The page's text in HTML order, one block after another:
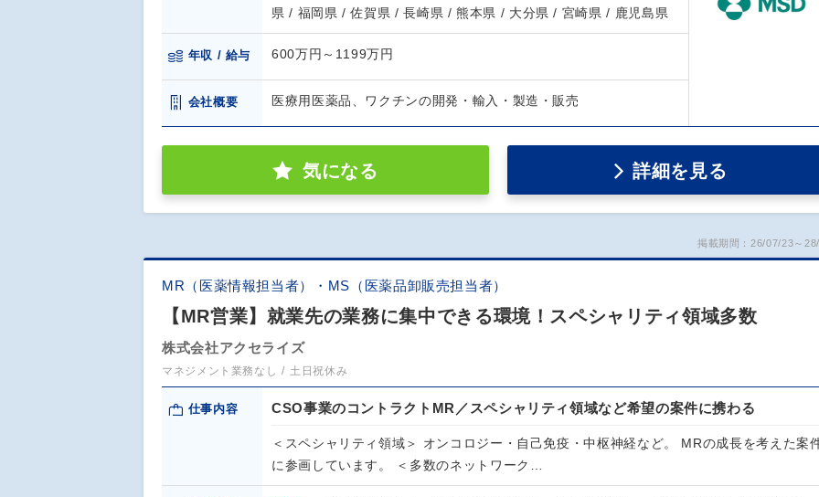
県 / 福岡県 / 佐賀県 / 長崎県 / 熊本県 / 大分県 / 宮崎県 / 鹿児島県
年収 / 給与 600万円～1199万円
会社概要 医療用医薬品、ワクチンの開発・輸入・製造・販売
気になる 詳細を見る
掲載期間：26/07/23～
MR（医薬情報担当者）・MS（医薬品卸販売担当者）
【MR営業】就業先の業務に集中できる環境！スペシャリティ領域多数
株式会社アクセライズ
マネジメント業務なし 土日祝休み
仕事内容 CSO事業のコントラクトMR／スペシャリティ領域など希望の案件に携わる
＜スペシャリティ領域＞ オンコロジー・自己免疫・中枢神経など。 MRの成長を考えた案
に参画しています。 ＜多数のネットワーク…